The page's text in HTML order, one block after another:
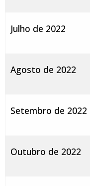
Julho de 2022
Agosto de 2022
Setembro de 2022
Outubro de 2022